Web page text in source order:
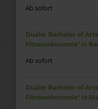
Ab sofort
Dualer Bachelor of
Fitnessökonomie“ in
Ab sofort
Dualer Bachelor of
Fitnessökonomie“ in